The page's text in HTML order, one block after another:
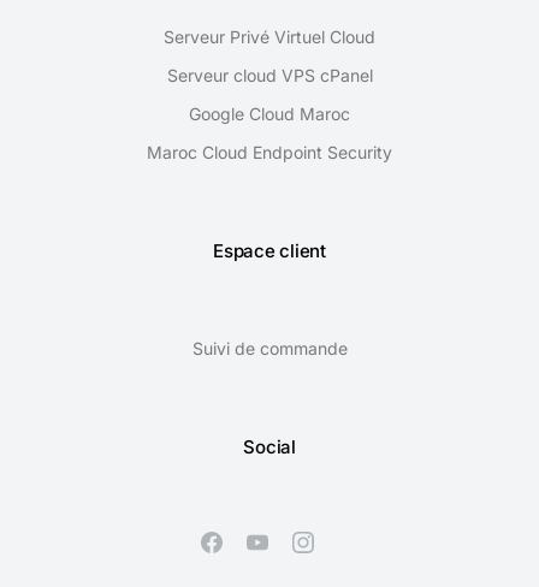
Serveur Privé Virtuel Cloud
Serveur cloud VPS cPanel
Google Cloud Maroc
Maroc Cloud Endpoint Security
Espace client
Suivi de commande
Social